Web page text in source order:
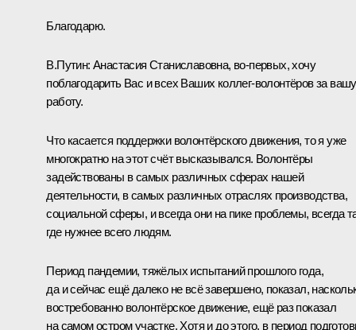
Благодарю.
В.Путин: Анастасия Станиславовна, во-первых, хочу
поблагодарить Вас и всех Ваших коллег-волонтёров за вашу
работу.
Что касается поддержки волонтёрского движения, то я уже
многократно на этот счёт высказывался. Волонтёры
задействованы в самых различных сферах нашей
деятельности, в самых различных отраслях производства,
социальной сферы, и всегда они на пике проблемы, всегда
где нужнее всего людям.
Период пандемии, тяжёлых испытаний прошлого года,
да и сейчас ещё далеко не всё завершено, показал,
востребованно волонтёрское движение, ещё раз показал
на самом остром участке. Хотя и до этого, в период